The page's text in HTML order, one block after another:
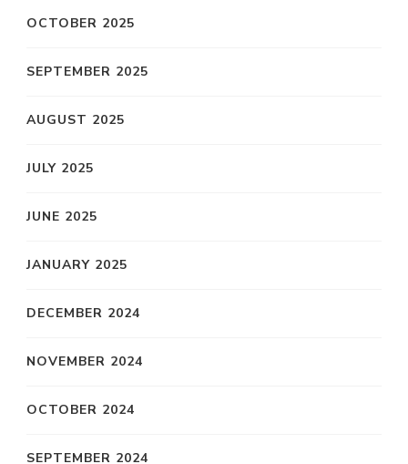
OCTOBER 2025
SEPTEMBER 2025
AUGUST 2025
JULY 2025
JUNE 2025
JANUARY 2025
DECEMBER 2024
NOVEMBER 2024
OCTOBER 2024
SEPTEMBER 2024